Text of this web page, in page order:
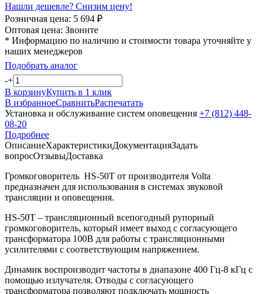
Нашли дешевле? Снизим цену!
Розничная цена: 5 694 ₽
Оптовая цена: Звоните
* Информацию по наличию и стоимости товара уточняйте у
наших менеджеров
Подобрать аналог
-+
В корзинуКупить в 1 клик
В избранноеСравнитьРаспечатать
Установка и обслуживание систем оповещения +7 (812) 448-
08-20
Подробнее
ОписаниеХарактеристикиДокументацияЗадать
вопросОтзывыДоставка
Громкоговоритель HS-50T от производителя Volta
предназначен для использования в системах звуковой
трансляции и оповещения.
HS-50T – трансляционный всепогодный рупорный
громкоговоритель, который имеет выход с согласующего
трансформатора 100В для работы с трансляционными
усилителями с соответствующим напряжением.
Динамик воспроизводит частоты в диапазоне 400 Гц-8 кГц с
помощью излучателя. Отводы с согласующего
трансформатора позволяют подключать мощность